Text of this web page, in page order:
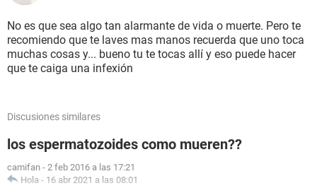
No es que sea algo tan alarmante de vida o muerte. Pero te
recomiendo que te laves mas manos recuerda que uno toca
muchas cosas y... bueno tu te tocas allí y eso puede hacer
que te caiga una infexión
Discusiones similares
los espermatozoides como mueren??
camifan - 2 feb 2016 a las 17:21
Hola - 16 abr 2021 a las 08:01